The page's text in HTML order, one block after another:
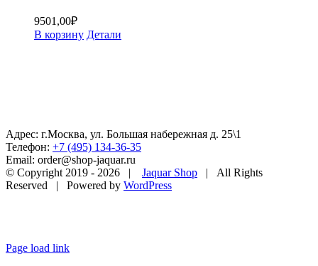
9501,00₽
В корзину Детали
Адрес: г.Москва, ул. Большая набережная д. 25\1
Телефон: +7 (495) 134-36-35
Email: order@shop-jaquar.ru
© Copyright 2019 - 2026 | Jaquar Shop | All Rights
Reserved | Powered by WordPress
Page load link